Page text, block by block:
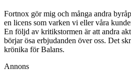
Fortnox gör mig och många andra
en licens som varken vi eller våra
En följd av kritikstormen är att andra
börjar ösa erbjudanden över oss. Det
krönika för Balans.
Annons